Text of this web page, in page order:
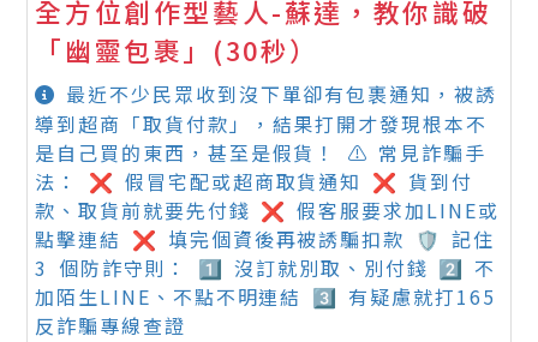
全方位創作型藝人-蘇達，教你識破
「幽靈包裹」(30秒）
最近不少民眾收到沒下單卻有包裹通知，被誘
導到超商「取貨付款」，結果打開才發現根本不
是自己買的東西，甚至是假貨！ ⚠️ 常見詐騙手
法： ❌ 假冒宅配或超商取貨通知 ❌ 貨到付
款、取貨前就要先付錢 ❌ 假客服要求加LINE或
點擊連結 ❌ 填完個資後再被誘騙扣款 🛡️ 記住
3 個防詐守則： 1️⃣ 沒訂就別取、別付錢 2️⃣ 不
加陌生LINE、不點不明連結 3️⃣ 有疑慮就打165
反詐騙專線查證